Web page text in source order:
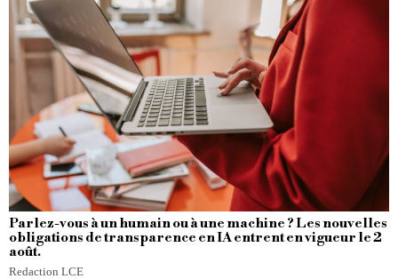
Parlez-vous à un humain ou à une machine ? Les nouvelles
obligations de transparence en IA entrent en vigueur le 2
août.
Redaction LCE